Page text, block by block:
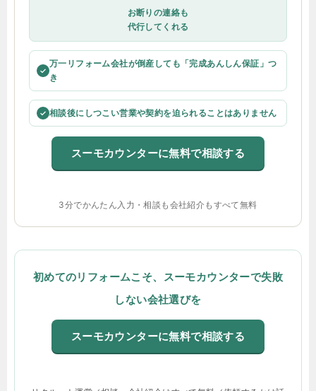
お断りの連絡も
代行してくれる
✓
万一リフォーム会社が倒産しても「完成あんしん保証」つ
き
✓ 相談後にしつこい営業や契約を迫られることはありません
スーモカウンターに無料で相談する
3分でかんたん入力・相談も会社紹介もすべて無料
初めてのリフォームこそ、スーモカウンターで失敗
しない会社選びを
スーモカウンターに無料で相談する